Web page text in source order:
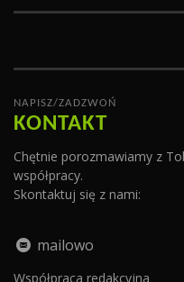
NAPISZ/ZADZWOŃ
KONTAKT
Chętnie porozmawiamy z
współpracy.
Skontaktuj się z nami:
mailowo
Współpraca redakcyjna